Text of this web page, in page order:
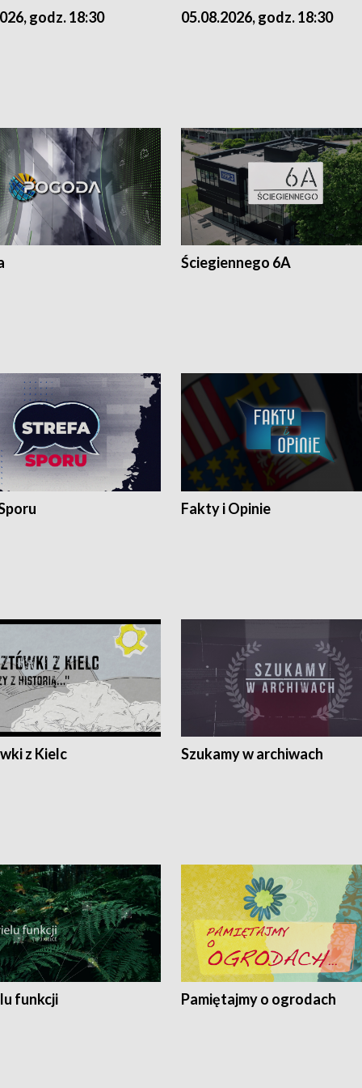
godz. 18:30 05.08.2026, godz. 18:30
Ściegiennego 6A
Fakty i Opinie
z Kielc Szukamy w archiwach
funkcji Pamiętajmy o ogrodach